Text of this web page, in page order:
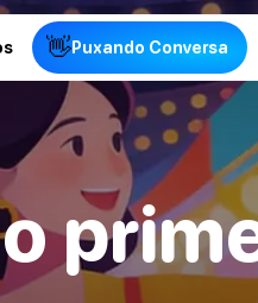
👋Puxando Conversa